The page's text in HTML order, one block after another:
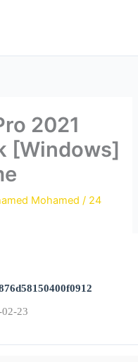
2021
[Windows]
Mohamed/ 24
23